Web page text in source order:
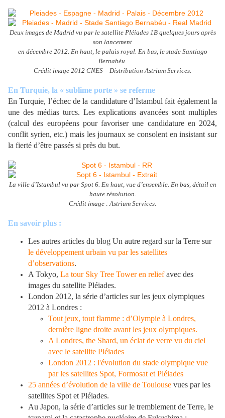
Deux images de Madrid vu par le satellite Pléiades 1B quelques jours après
son lancement
en décembre 2012. En haut, le palais royal. En bas, le stade Santiago
Bernabéu.
Crédit image 2012 CNES – Distribution Astrium Services.
En Turquie, la « sublime porte » se referme
En Turquie, l’échec de la candidature d’Istambul fait également la
une des médias turcs. Les explications avancées sont multiples
(calcul des européens pour favoriser une candidature en 2024,
conflit syrien, etc.) mais les journaux se consolent en insistant sur
la fierté d’être passés si près du but.
La ville d’Istambul vu par Spot 6. En haut, vue d’ensemble. En bas, détail en
haute résolution.
Crédit image : Astrium Services.
En savoir plus :
Les autres articles du blog Un autre regard sur la Terre sur
le développement urbain vu par les satellites
d’observations.
A Tokyo, La tour Sky Tree Tower en reliefavec des
images du satellite Pléiades.
London 2012, la série d’articles sur les jeux olympiques
2012 à Londres :
Tout jeux, tout flamme : d’Olympie à Londres,
dernière ligne droite avant les jeux olympiques.
A Londres, the Shard, un éclat de verre vu du ciel
avec le satellite Pléiades
London 2012 : l'évolution du stade olympique vue
par les satellites Spot, Formosat et Pléiades
25 années d’évolution de la ville de Toulouse vues par les
satellites Spot et Pléiades.
Au Japon, la série d’articles sur le tremblement de Terre, le